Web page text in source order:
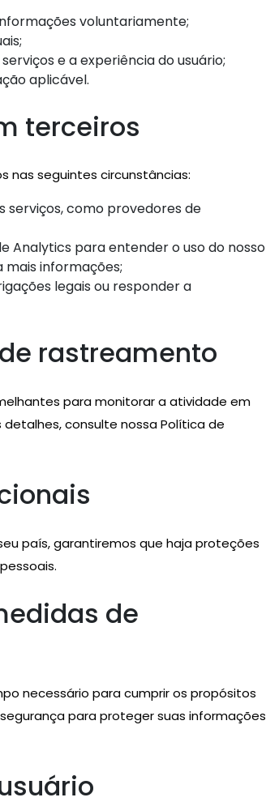
voluntariamente;
e a experiência do usuário;
aplicável.
terceiros
nas seguintes circunstâncias:
serviços, como provedores de
Analytics para entender o uso do nosso
informações;
legais ou responder a
rastreamento
para monitorar a atividade em
consulte nossa Política de
país, garantiremos que haja proteções
de
necessário para cumprir os propósitos
para proteger suas informações